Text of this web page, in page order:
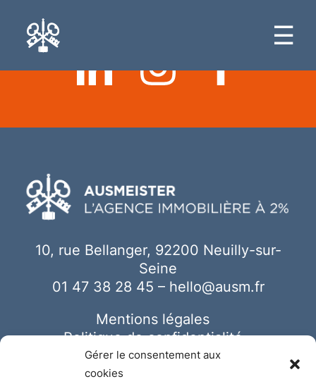
Gérer le consentement aux
cookies
☰
10, rue Bellanger, 92200 Neuilly-sur-
Seine
01 47 38 28 45 – hello@ausm.fr
Mentions légales
Politique de confidentialité
Cookies